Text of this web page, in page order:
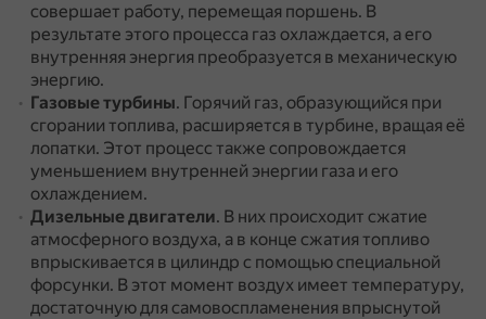
совершает работу, перемещая поршень. В
результате этого процесса газ охлаждается, а его
внутренняя энергия преобразуется в механическую
энергию.
Газовые турбины. Горячий газ, образующийся при
сгорании топлива, расширяется в турбине, вращая её
лопатки. Этот процесс также сопровождается
уменьшением внутренней энергии газа и его
охлаждением.
Дизельные двигатели. В них происходит сжатие
атмосферного воздуха, а в конце сжатия топливо
впрыскивается в цилиндр с помощью специальной
форсунки. В этот момент воздух имеет температуру,
достаточную для самовоспламенения впрыснутой